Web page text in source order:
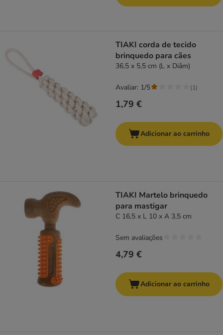
TIAKI corda de tecido
brinquedo para cães
36,5 x 5,5 cm (L x Diâm)
1,79 €
Avaliar: 1/5 (1)
Adicionar ao carrinho
TIAKI Martelo brinquedo
para mastigar
C 16,5 x L 10 x A 3,5 cm
4,79 €
Sem avaliações
Adicionar ao carrinho